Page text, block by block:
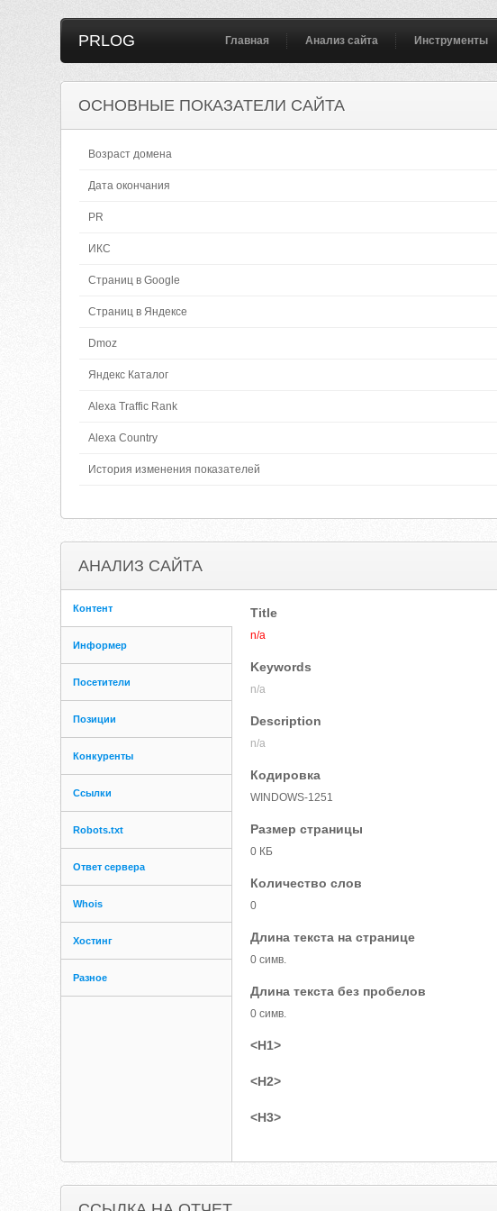
PRLOG Главная Анализ сайта Инструменты
ОСНОВНЫЕ ПОКАЗАТЕЛИ САЙТА
Возраст домена
Дата окончания
PR
ИКС
Страниц в Google
Страниц в Яндексе
Dmoz
Яндекс Каталог
Alexa Traffic Rank
Alexa Country
История изменения показателей
АНАЛИЗ САЙТА
Контент
Информер
Посетители
Позиции
Конкуренты
Ссылки
Robots.txt
Ответ сервера
Whois
Хостинг
Разное
Title
n/a
Keywords
n/a
Description
n/a
Кодировка
WINDOWS-1251
Размер страницы
0 КБ
Количество слов
0
Длина текста на странице
0 симв.
Длина текста без пробелов
0 симв.
<H1>
<H2>
<H3>